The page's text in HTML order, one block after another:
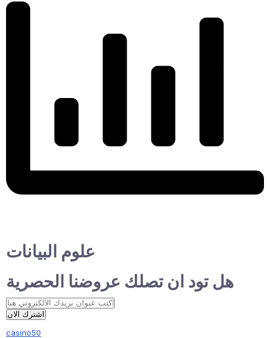
علوم البيانات
هل تود ان تصلك عروضنا الحصرية
اشترك الان
casino50